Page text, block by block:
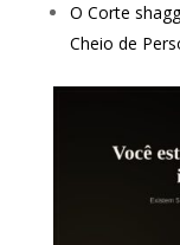
O Corte
Cheio de